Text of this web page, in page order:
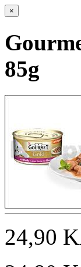
×
85g
24,90